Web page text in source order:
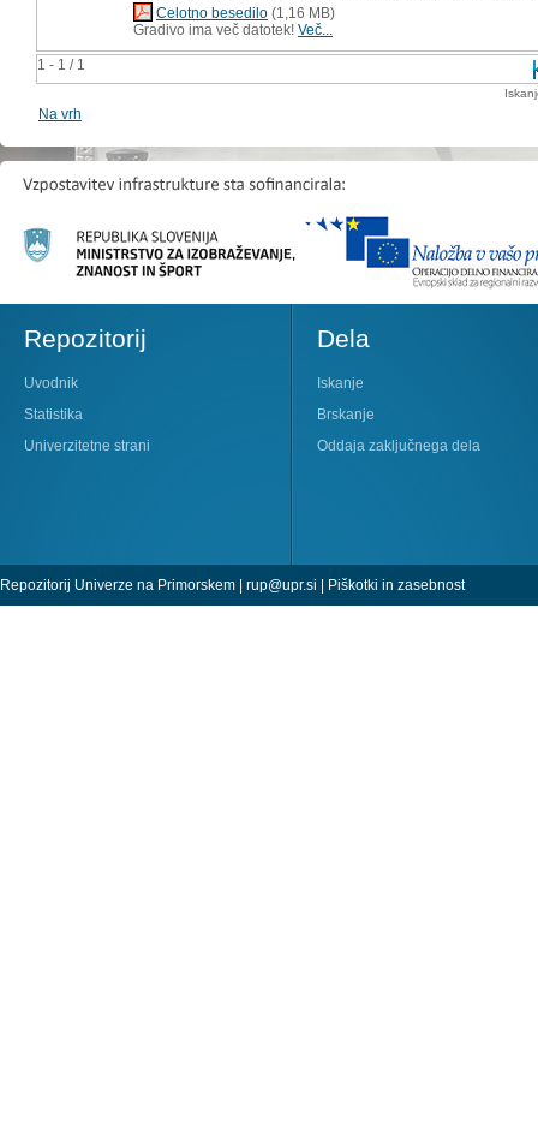
1 - 1 / 1
Celotno besedilo (1,16 MB)
Gradivo ima več datotek! Več...
Na vrh
Repozitorij
Uvodnik
Statistika
Univerzitetne strani
Dela
Iskanje
Brskanje
Oddaja zaključnega dela
Repozitorij Univerze na Primorskem | rup@upr.si | Piškotki in zasebnost